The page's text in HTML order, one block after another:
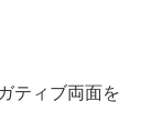
ティブ両面を